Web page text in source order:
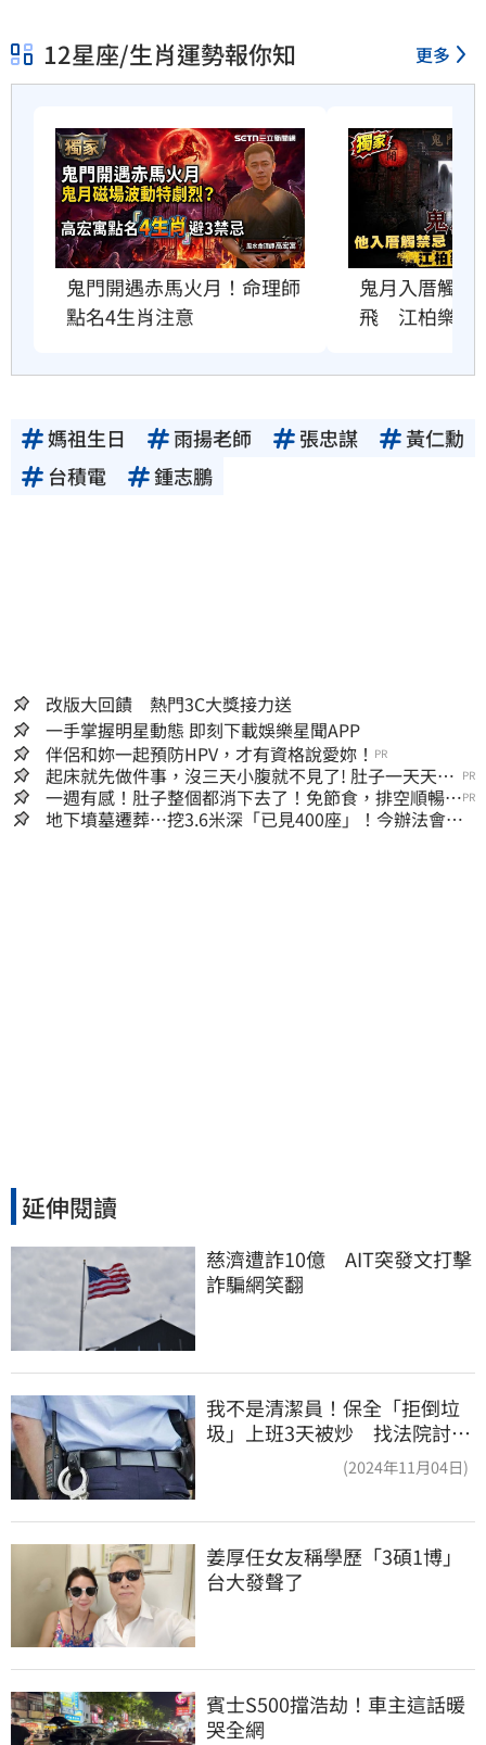
12星座/生肖運勢報你知 更多
鬼門開遇赤馬火月！命理師
點名4生肖注意
鬼月入厝觸禁
飛　江柏樂曝
媽祖生日 雨揚老師 張忠謀
黃仁勳
台積電
鍾志鵬
改版大回饋 熱門3C大獎接力送
一手掌握明星動態 即刻下載娛樂星聞APP
伴侶和妳一起預防HPV，才有資格說愛妳！ PR
起床就先做件事，沒三天小腹就不見了! 肚子一天天變
小！
PR
一週有感！肚子整個都消下去了！免節食，排空順暢就
夠
PR
地下墳墓遷葬…挖3.6米深「已見400座」！今辦法會安
延伸閱讀
慈濟遭詐10億　AIT突發文打擊
詐騙網笑翻
我不是清潔員！保全「拒倒垃
圾」上班3天被炒 找法院討公
(2024年11月04日)
姜厚任女友稱學歷「3碩1博」
台大發聲了
賓士S500擋浩劫！車主這話暖
哭全網